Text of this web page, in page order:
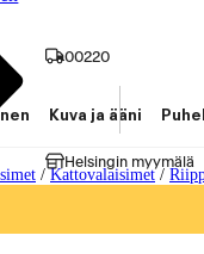
00220
Helsingin myymälä
Kuva ja ääni
/Kattovalaisimet/